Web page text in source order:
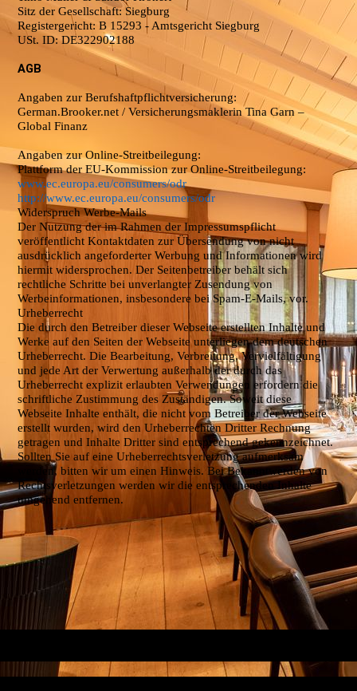
Sitz der Gesellschaft: Siegburg
Registergericht: B 15293 - Amtsgericht Siegburg
USt. ID: DE322902188
AGB
Angaben zur Berufshaftpflichtversicherung:
German.Brooker.net / Versicherungsmaklerin Tina Garn –
Global Finanz
Angaben zur Online-Streitbeilegung:
Plattform der EU-Kommission zur Online-Streitbeilegung:
www.ec.europa.eu/consumers/odr
http://www.ec.europa.eu/consumers/odr
Widerspruch Werbe-Mails
Der Nutzung der im Rahmen der Impressumspflicht
veröffentlicht Kontaktdaten zur Übersendung von nicht
ausdrücklich angeforderter Werbung und Informationen wird
hiermit widersprochen. Der Seitenbetreiber behält sich
rechtliche Schritte bei unverlangter Zusendung von
Werbeinformationen, insbesondere bei Spam-E-Mails, vor.
Urheberrecht
Die durch den Betreiber dieser Webseite erstellten Inhalte und
Werke auf den Seiten der Webseite unterliegen dem deutschen
Urheberrecht. Die Bearbeitung, Verbreitung, Vervielfältigung
und jede Art der Verwertung außerhalb der durch das
Urheberrecht explizit erlaubten Verwendungen erfordern die
schriftliche Zustimmung des Zuständigen. Soweit diese
Webseite Inhalte enthält, die nicht vom Betreiber der Webseite
erstellt wurden, wird den Urheberrechten Dritter Rechnung
getragen und Inhalte Dritter sind entsprechend gekennzeichnet.
Sollten Sie auf eine Urheberrechtsverletzung aufmerksam
werden, bitten wir um einen Hinweis. Bei Bekanntwerden von
Rechtsverletzungen werden wir die entsprechenden Inhalte
umgehend entfernen.